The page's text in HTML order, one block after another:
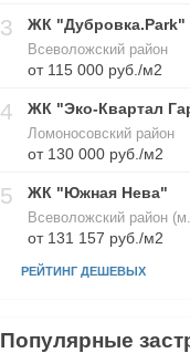
3 ЖК "Дубровка.Park"
Всеволожский район
от 115 000 руб./м2
4 ЖК "Эко-Квартал
Ломоносовский район
от 130 000 руб./м2
5 ЖК "Южная Нева"
Всеволожский район
от 131 157 руб./м2
РЕЙТИНГ ДЕШЕВЫХ
Популярные